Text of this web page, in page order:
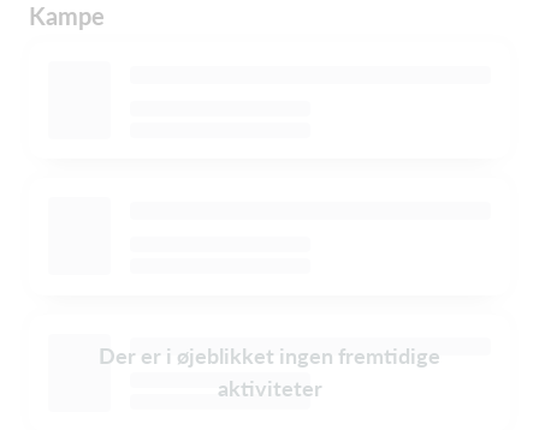
Kampe
Der er i øjeblikket ingen fremtidige
aktiviteter